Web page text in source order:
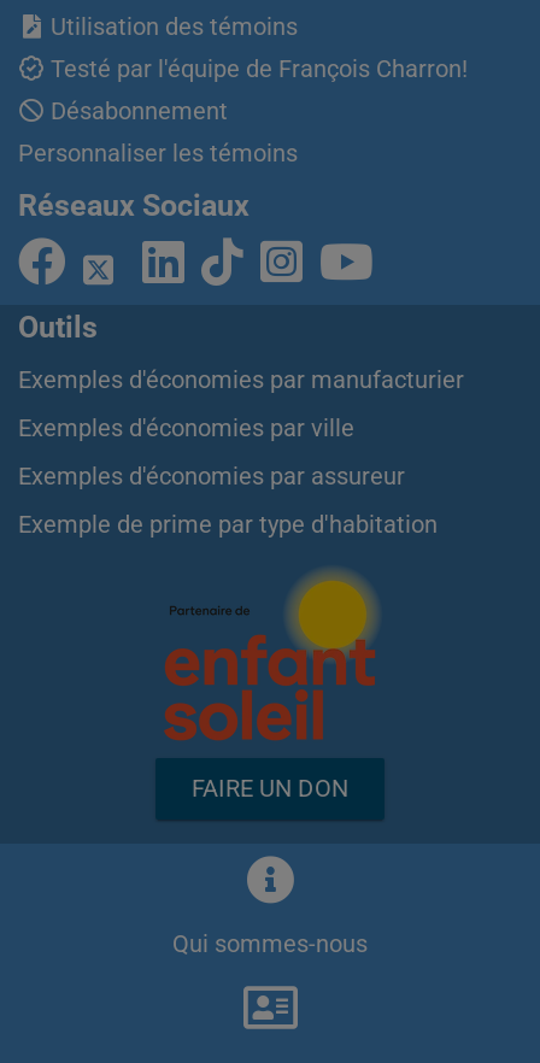
Utilisation des témoins
Testé par l'équipe de François Charron!
Désabonnement
Personnaliser les témoins
Réseaux Sociaux
Outils
Exemples d'économies par manufacturier
Exemples d'économies par ville
Exemples d'économies par assureur
Exemple de prime par type d'habitation
FAIRE UN DON
Qui sommes-nous